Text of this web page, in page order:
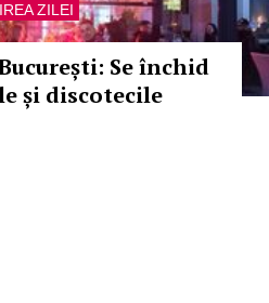
ZILEI
Se închid
și discotecile